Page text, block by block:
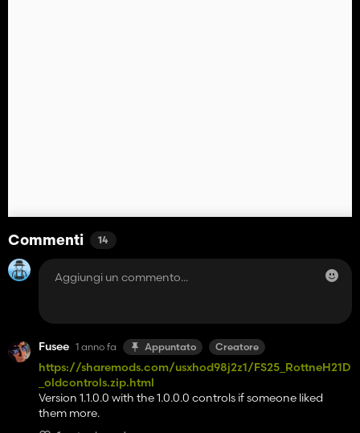
Commenti 14
Fusee 1 anno fa Appuntato Creatore
https://sharemods.com/usxhod98j2z1/FS25_RottneH21D
_oldcontrols.zip.html
Version 1.1.0.0 with the 1.0.0.0 controls if someone liked
them more.